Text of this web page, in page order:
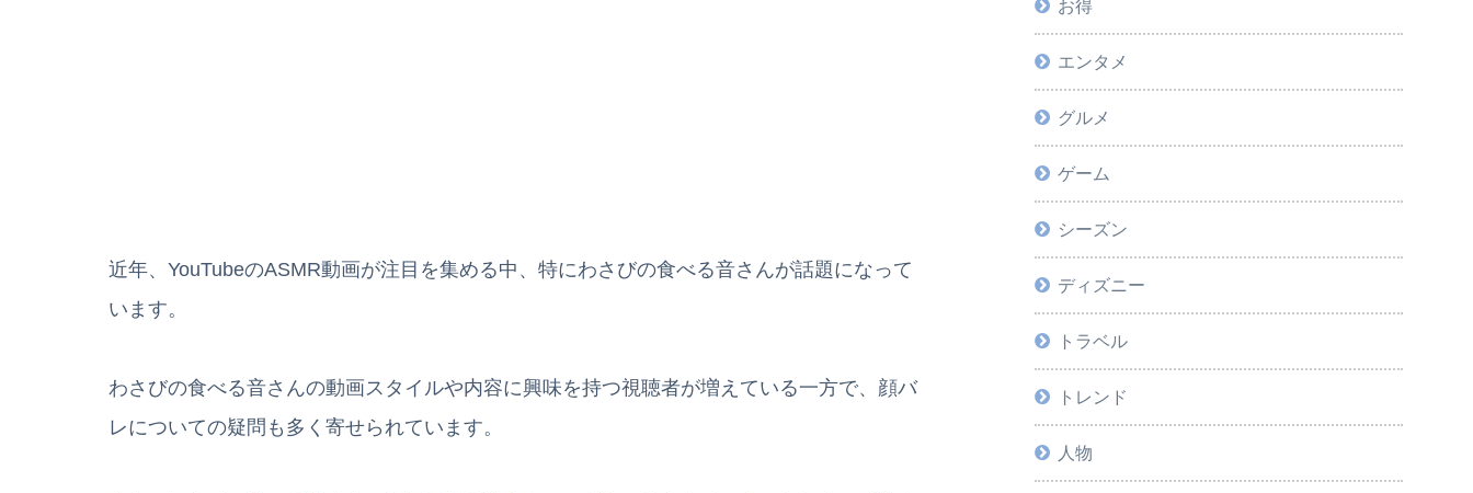
近年、YouTubeのASMR動画が注目を集める中、特にわさびの食べる音さんが話題になって
います。
わさびの食べる音さんの動画スタイルや内容に興味を持つ視聴者が増えている一方で、顔バ
レについての疑問も多く寄せられています。
お得
エンタメ
グルメ
ゲーム
シーズン
ディズニー
トラベル
トレンド
人物